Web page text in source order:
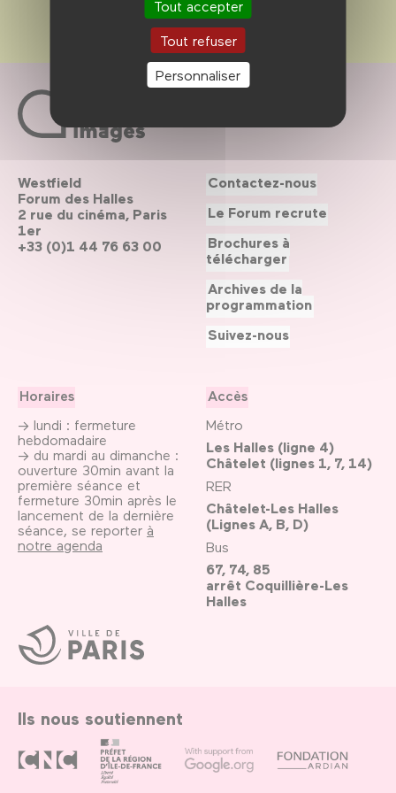
Tout accepter
Tout refuser
Personnaliser
Ville
de
Paris
Westfield
Forum des Halles
2 rue du cinéma, Paris
1er
+33 (0)1 44 76 63 00
Horaires
→ lundi : fermeture
hebdomadaire
→ du mardi au dimanche :
ouverture 30min avant la
première séance et
fermeture 30min après le
lancement de la dernière
séance, se reporter à
notre agenda
Accès
Métro
Les Halles (ligne 4)
Châtelet (lignes 1, 7, 14)
RER
Châtelet-Les Halles
(Lignes A, B, D)
Bus
67, 74, 85
arrêt Coquillière-Les
Halles
Contactez-nous
Le Forum recrute
Brochures à
télécharger
Archives de la
programmation
Suivez-nous
Ils nous soutiennent